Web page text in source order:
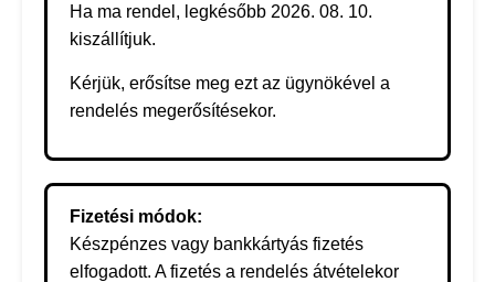
Ha ma rendel, legkésőbb 2026. 08. 10.
kiszállítjuk.
Kérjük, erősítse meg ezt az ügynökével a
rendelés megerősítésekor.
Fizetési módok:
Készpénzes vagy bankkártyás fizetés
elfogadott. A fizetés a rendelés átvételekor